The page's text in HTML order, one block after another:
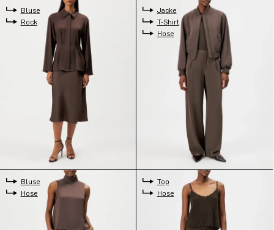
Bluse
Rock
Jacke
T-Shirt
Hose
Bluse
Hose
Top
Hose